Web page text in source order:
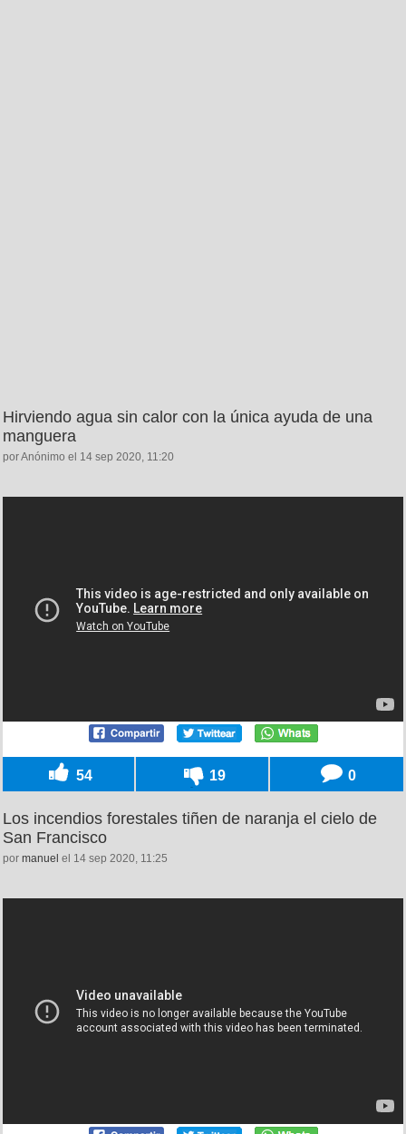
Hirviendo agua sin calor con la única ayuda de una
manguera
por Anónimo el 14 sep 2020, 11:20
54 19 0
Los incendios forestales tiñen de naranja el cielo de
San Francisco
por manuel el 14 sep 2020, 11:25